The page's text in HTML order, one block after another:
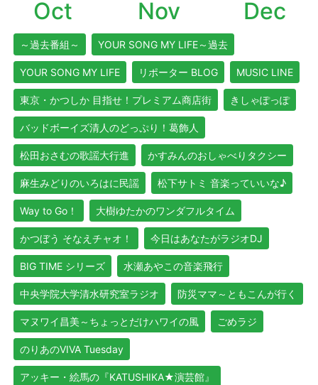
Oct
Nov Dec
～過去番組～ YOUR SONG MY LIFE～過去
YOUR SONG MY LIFE リポーター BLOG MUSIC LINE
東京・かつしか 目指せ！プレミアム商店街 きしゃぽっぽ
バッドボーイズ清人のどっぷり！葛飾人
松田おさむの歌謡大行進 かすみんのおしゃべりタクシー
麻生みどりのいろはに民謡 松下サトミ 音楽っていいな♪
Way to Go！ 大樹ゆたかのワンダフルタイム
かつぼう そなえチャオ！ 今日はあなたがラジオDJ
BIG TIME シリーズ 水瀬あやこの音楽飛行
中央学院大学清水研究室ラジオ 防災ママ～ともこんが行く
マヌワイ昌美～ちょっとだけハワイの風 ごめラジ
のりあのVIVA Tuesday
アッキー・絵馬の『KATUSHIKA★演芸館』